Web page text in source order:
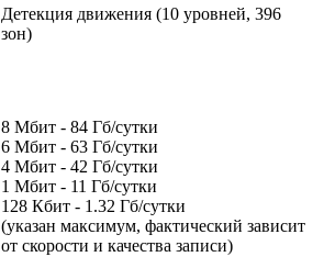
Детекция движения (10 уровней, 396
зон)
8 Мбит - 84 Гб/сутки
6 Мбит - 63 Гб/сутки
4 Мбит - 42 Гб/сутки
1 Мбит - 11 Гб/сутки
128 Кбит - 1.32 Гб/сутки
(указан максимум, фактический зависит
от скорости и качества записи)